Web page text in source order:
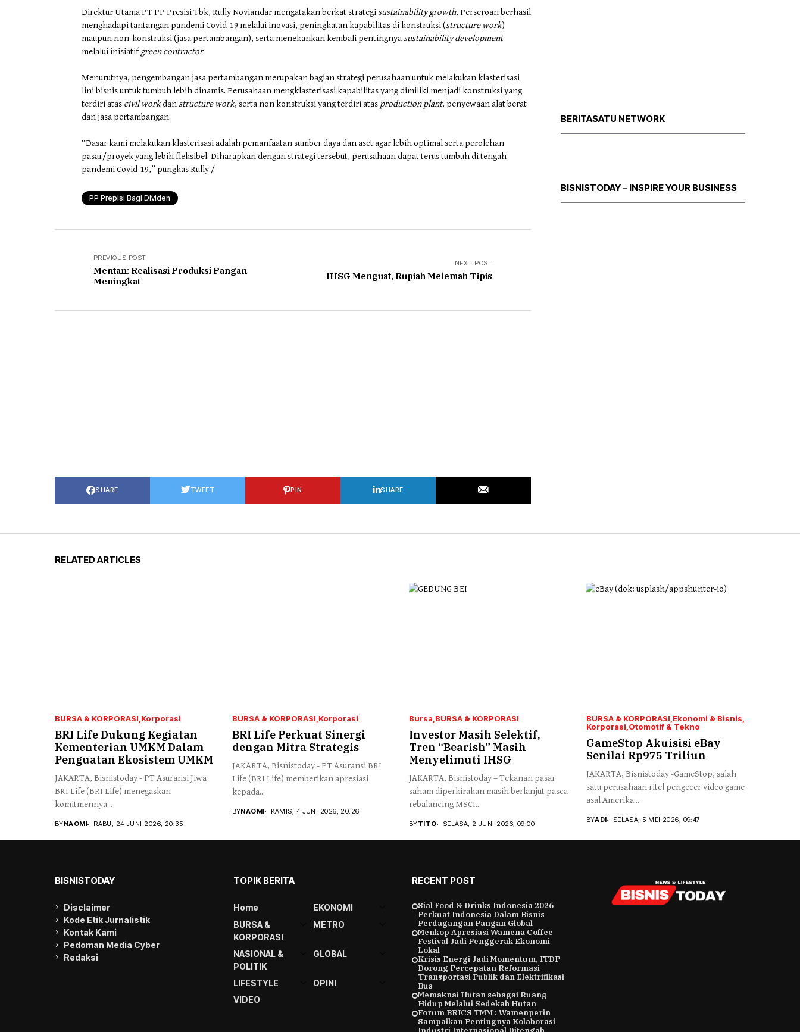
Direktur Utama PT PP Presisi Tbk, Rully Noviandar mengatakan berkat strategi sustainability growth, Perseroan berhasil
menghadapi tantangan pandemi Covid-19 melalui inovasi, peningkatan kapabilitas di konstruksi (structure work)
maupun non-konstruksi (jasa pertambangan), serta menekankan kembali pentingnya sustainability development
melalui inisiatifgreen contractor.
Menurutnya, pengembangan jasa pertambangan merupakan bagian strategi perusahaan untuk melakukan klasterisasi
lini bisnis untuk tumbuh lebih dinamis. Perusahaan mengklasterisasi kapabilitas yang dimiliki menjadi konstruksi yang
terdiri atas civil workdan structure work, serta non konstruksi yang terdiri atas production plant, penyewaan alat berat
dan jasa pertambangan.
“Dasar kami melakukan klasterisasi adalah pemanfaatan sumber daya dan aset agar lebih optimal serta perolehan
pasar/proyek yang lebih fleksibel. Diharapkan dengan strategi tersebut, perusahaan dapat terus tumbuh di tengah
pandemi Covid-19,” pungkas Rully./
PP Prepisi Bagi Dividen
PREVIOUS POST
Mentan: Realisasi Produksi Pangan
Meningkat
NEXT POST
IHSG Menguat, Rupiah Melemah Tipis
SHARE TWEET PIN SHARE
BERITASATU NETWORK
BISNISTODAY – INSPIRE YOUR BUSINESS
RELATED ARTICLES
BURSA & KORPORASI Korporasi
BRI Life Dukung Kegiatan
Kementerian UMKM Dalam
Penguatan Ekosistem UMKM
JAKARTA, Bisnistoday - PT Asuransi Jiwa
BRI Life (BRI Life) menegaskan
komitmennya...
BYNAOMI RABU, 24 JUNI 2026, 20:35
BURSA & KORPORASI Korporasi
BRI Life Perkuat Sinergi
dengan Mitra Strategis
JAKARTA, Bisnistoday - PT Asuransi BRI
Life (BRI Life) memberikan apresiasi
kepada...
BYNAOMI KAMIS, 4 JUNI 2026, 20:26
Bursa BURSA & KORPORASI
Investor Masih Selektif,
Tren “Bearish” Masih
Menyelimuti IHSG
JAKARTA, Bisnistoday – Tekanan pasar
saham diperkirakan masih berlanjut pasca
rebalancing MSCI...
BYTITO SELASA, 2 JUNI 2026, 09:00
BURSA & KORPORASI Ekonomi & Bisnis
Korporasi Otomotif & Tekno
GameStop Akuisisi eBay
Senilai Rp975 Triliun
JAKARTA, Bisnistoday -GameStop, salah
satu perusahaan ritel pengecer video game
asal Amerika...
BYADI SELASA, 5 MEI 2026, 09:47
BISNISTODAY
Disclaimer
Kode Etik Jurnalistik
Kontak Kami
Pedoman Media Cyber
Redaksi
TOPIK BERITA
Home
EKONOMI
BURSA &
KORPORASI
METRO
NASIONAL &
POLITIK
GLOBAL
LIFESTYLE
OPINI
VIDEO
RECENT POST
Sial Food & Drinks Indonesia 2026
Perkuat Indonesia Dalam Bisnis
Perdagangan Pangan Global
Menkop Apresiasi Wamena Coffee
Festival Jadi Penggerak Ekonomi
Lokal
Krisis Energi Jadi Momentum, ITDP
Dorong Percepatan Reformasi
Transportasi Publik dan Elektrifikasi
Bus
Memaknai Hutan sebagai Ruang
Hidup Melalui Sedekah Hutan
Forum BRICS TMM : Wamenperin
Sampaikan Pentingnya Kolaborasi